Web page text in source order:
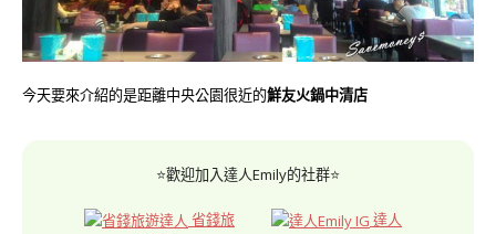
今天要來介紹的是距離中央公園很近的鮮友火鍋中清店
⭐歡迎加入達人Emily的社群⭐
省錢旅
達人